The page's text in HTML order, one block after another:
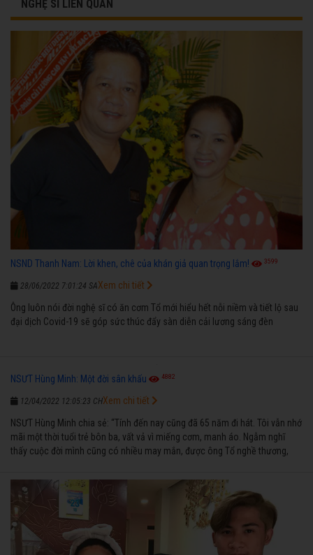
NGHỆ SĨ LIÊN QUAN
NSND Thanh Nam: Lời khen, chê của khán giả quan trọng lắm! 3599
28/06/2022 7:01:24 SA
Ông luôn nói đời nghệ sĩ có ăn cơm Tổ mới hiểu hết nỗi niềm và tiết lộ sau
đại dịch Covid-19 sẽ góp sức thúc đẩy sàn diễn cải lương sáng đèn
Xem chi tiết
NSƯT Hùng Minh: Một đời sân khấu 4882
12/04/2022 12:05:23 CH
NSƯT Hùng Minh chia sẻ: “Tính đến nay cũng đã 65 năm đi hát. Tôi vẫn nhớ
mãi một thời tuổi trẻ bôn ba, vất vả vì miếng cơm, manh áo. Ngẫm nghĩ
thấy cuộc đời mình cũng có nhiều may mắn, được ông Tổ nghề thương,
ngược nhận được những cơ may để từng bước thành danh với nghiệp ca
diễn”.
Xem chi tiết